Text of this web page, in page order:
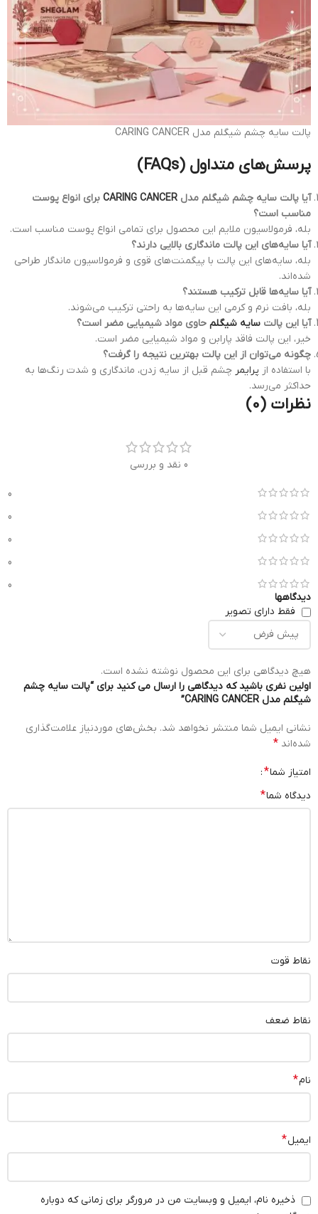
پالت سایه چشم شیگلم مدل CARING CANCER
پرسش‌های متداول (FAQs)
آیا پالت سایه چشم شیگلم مدل CARING CANCER برای انواع پوست
مناسب است؟
بله، فرمولاسیون ملایم این محصول برای تمامی انواع پوست مناسب است.
آیا سایه‌های این پالت ماندگاری بالایی دارند؟
بله، سایه‌های این پالت با پیگمنت‌های قوی و فرمولاسیون ماندگار طراحی
شده‌اند.
آیا سایه‌ها قابل ترکیب هستند؟
بله، بافت نرم و کرمی این سایه‌ها به راحتی ترکیب می‌شوند.
آیا این پالت سایه شیگلم حاوی مواد شیمیایی مضر است؟
خیر، این پالت فاقد پارابن و مواد شیمیایی مضر است.
چگونه می‌توان از این پالت بهترین نتیجه را گرفت؟
با استفاده از پرایمر چشم قبل از سایه زدن، ماندگاری و شدت رنگ‌ها به
حداکثر می‌رسد.
نظرات (0)
0 نقد و بررسی
0
0
0
0
0
دیدگاهها
فقط دارای تصویر
هیچ دیدگاهی برای این محصول نوشته نشده است.
اولین نفری باشید که دیدگاهی را ارسال می کنید برای “پالت سایه چشم
شیگلم مدل CARING CANCER”
نشانی ایمیل شما منتشر نخواهد شد. بخش‌های موردنیاز علامت‌گذاری
شده‌اند *
امتیاز شما*
دیدگاه شما*
نقاط قوت
نقاط ضعف
نام*
ایمیل*
ذخیره نام، ایمیل و وبسایت من در مرورگر برای زمانی که دوباره